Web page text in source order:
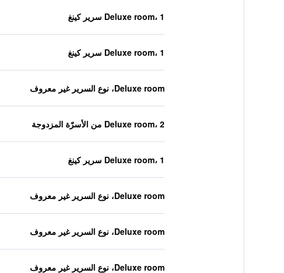
Deluxe room، 1 سرير كينغ
Deluxe room، 1 سرير كينغ
Deluxe room، نوع السرير غير معروف
Deluxe room، 2 من الأسرّة المزدوجة
Deluxe room، 1 سرير كينغ
Deluxe room، نوع السرير غير معروف
Deluxe room، نوع السرير غير معروف
Deluxe room، نوع السرير غير معروف